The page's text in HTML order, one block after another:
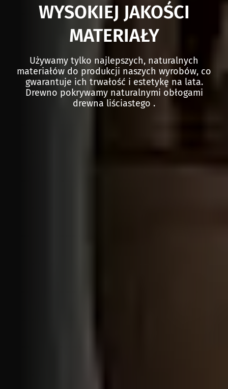
WYSOKIEJ JAKOŚCI
MATERIAŁY
Używamy tylko najlepszych, naturalnych
materiałów do produkcji naszych wyrobów, co
gwarantuje ich trwałość i estetykę na lata.
Drewno pokrywamy naturalnymi obłogami
drewna liściastego .